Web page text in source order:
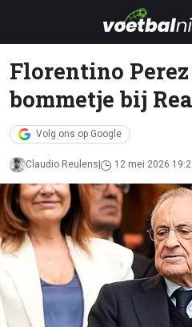
Florentino
bommetje bij
Volg ons op Google
Claudio Reulens 12 mei 2026